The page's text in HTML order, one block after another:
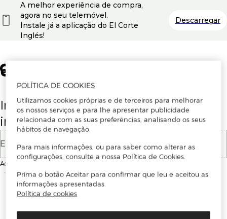
Insira o seu email para se registar ou
iniciar sessão.
E-mail
Ao continuar, aceitas as
A melhor experiência de compra,
agora no seu telemóvel.
Instale já a aplicação do El Corte
Inglés!
Descarregar
POLÍTICA DE COOKIES
Utilizamos cookies próprias e de terceiros para melhorar
os nossos serviços e para lhe apresentar publicidade
relacionada com as suas preferências, analisando os seus
hábitos de navegação.
Para mais informações, ou para saber como alterar as
configurações, consulte a nossa Política de Cookies.
Prima o botão Aceitar para confirmar que leu e aceitou as
informações apresentadas.
Política de cookies